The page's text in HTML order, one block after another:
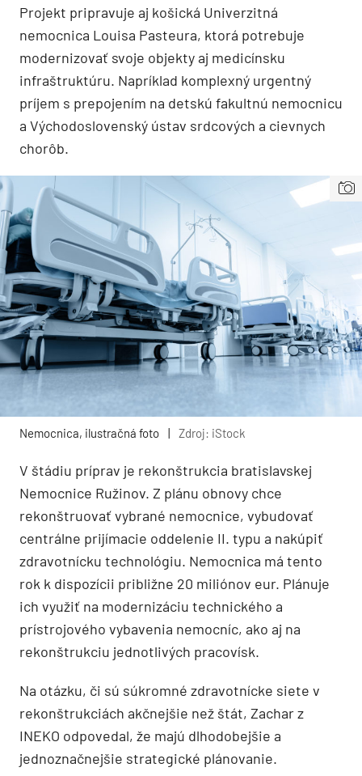
Projekt pripravuje aj košická Univerzitná
nemocnica Louisa Pasteura, ktorá potrebuje
modernizovať svoje objekty aj medicínsku
infraštruktúru. Napríklad komplexný urgentný
príjem s prepojením na detskú fakultnú nemocnicu
a Východoslovenský ústav srdcových a cievnych
chorôb.
Nemocnica, ilustračná foto | Zdroj: iStock
V štádiu príprav je rekonštrukcia bratislavskej
Nemocnice Ružinov. Z plánu obnovy chce
rekonštruovať vybrané nemocnice, vybudovať
centrálne prijímacie oddelenie II. typu a nakúpiť
zdravotnícku technológiu. Nemocnica má tento
rok k dispozícii približne 20 miliónov eur. Plánuje
ich využiť na modernizáciu technického a
prístrojového vybavenia nemocníc, ako aj na
rekonštrukciu jednotlivých pracovísk.
Na otázku, či sú súkromné zdravotnícke siete v
rekonštrukciách akčnejšie než štát, Zachar z
INEKO odpovedal, že majú dlhodobejšie a
jednoznačnejšie strategické plánovanie.